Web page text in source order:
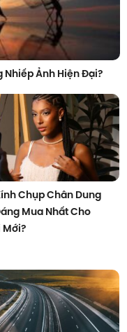
Nhiếp Ảnh Hiện Đại?
Chụp Chân Dung
Mua Nhất Cho
Mới?